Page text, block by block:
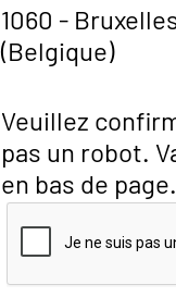
1060 -
(Belgique)
Veuillez
pas un robot.
en bas de page.